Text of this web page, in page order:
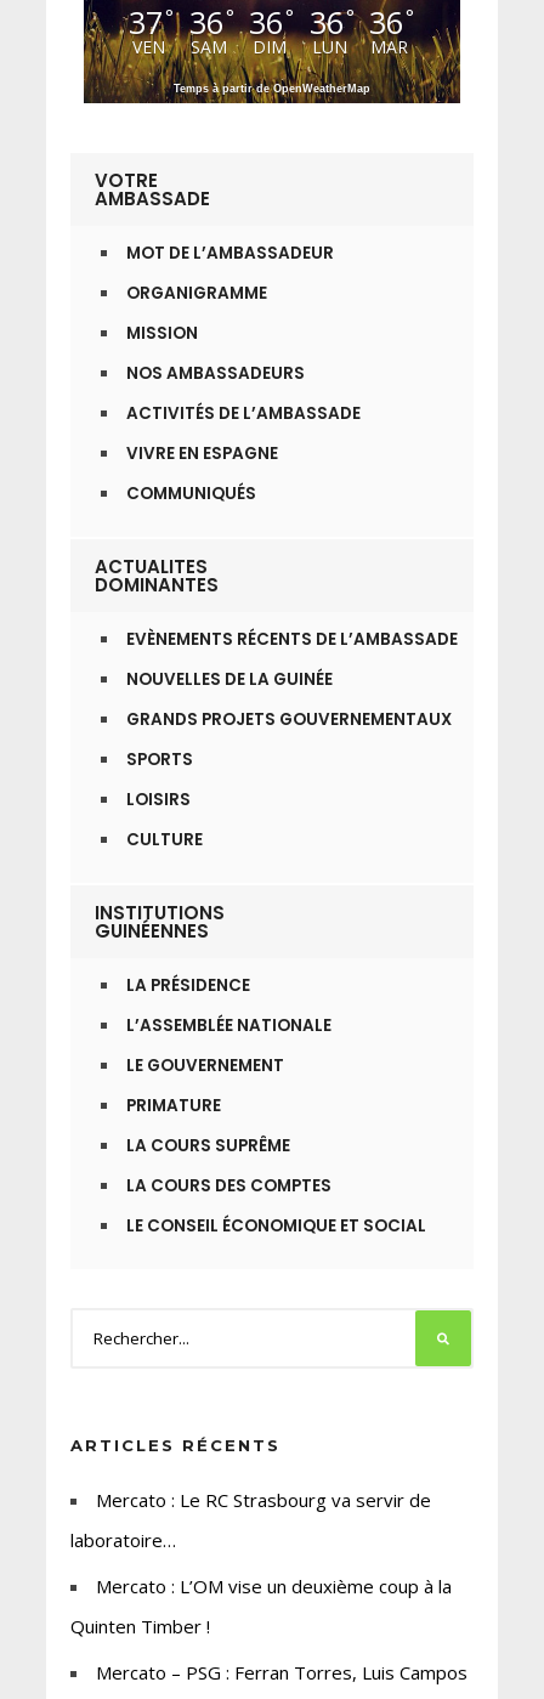
37°
VEN
36°
SAM
36°
DIM
36°
LUN
36°
MAR
Temps à partir de OpenWeatherMap
VOTRE
AMBASSADE
MOT DE L’AMBASSADEUR
ORGANIGRAMME
MISSION
NOS AMBASSADEURS
ACTIVITÉS DE L’AMBASSADE
VIVRE EN ESPAGNE
COMMUNIQUÉS
ACTUALITES
DOMINANTES
EVÈNEMENTS RÉCENTS DE L’AMBASSADE
NOUVELLES DE LA GUINÉE
GRANDS PROJETS GOUVERNEMENTAUX
SPORTS
LOISIRS
CULTURE
INSTITUTIONS
GUINÉENNES
LA PRÉSIDENCE
L’ASSEMBLÉE NATIONALE
LE GOUVERNEMENT
PRIMATURE
LA COURS SUPRÊME
LA COURS DES COMPTES
LE CONSEIL ÉCONOMIQUE ET SOCIAL
ARTICLES RÉCENTS
Mercato : Le RC Strasbourg va servir de
laboratoire…
Mercato : L’OM vise un deuxième coup à la
Quinten Timber !
Mercato – PSG : Ferran Torres, Luis Campos